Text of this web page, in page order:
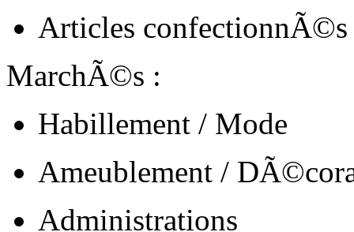
Articles confectionnÃ©s
MarchÃ©s :
Habillement / Mode
Ameublement /
Administrations